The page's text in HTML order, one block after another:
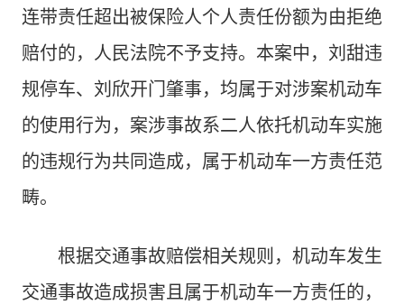
连带责任超出被保险人个人责任份额为由拒绝
赔付的，人民法院不予支持。本案中，刘甜违
规停车、刘欣开门肇事，均属于对涉案机动车
的使用行为，案涉事故系二人依托机动车实施
的违规行为共同造成，属于机动车一方责任范
畴。
根据交通事故赔偿相关规则，机动车发生
交通事故造成损害且属于机动车一方责任的，